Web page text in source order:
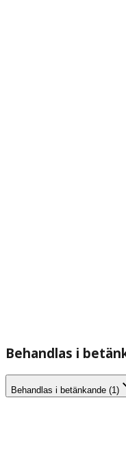
Behandlas i
Behandlas i betänkande (1)